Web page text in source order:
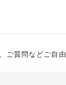
ご質問などご自由